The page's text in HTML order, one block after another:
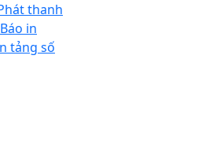
thanh
Báo in
tảng số